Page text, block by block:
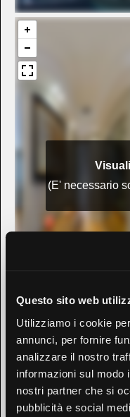
Questo sito web
Utilizziamo i cookie
annunci, per fornire
analizzare il nostro
informazioni sul modo
nostri partner che si
pubblicità e social